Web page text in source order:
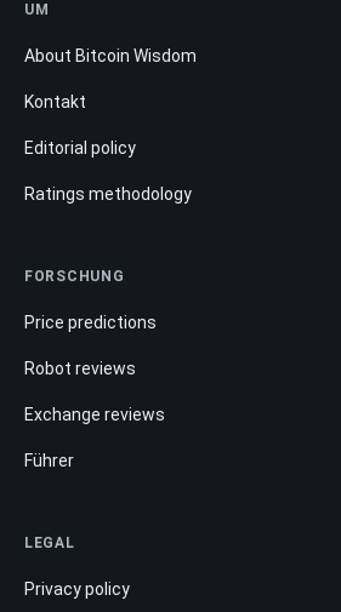
UM
About Bitcoin Wisdom
Kontakt
Editorial policy
Ratings methodology
FORSCHUNG
Price predictions
Robot reviews
Exchange reviews
Führer
LEGAL
Privacy policy